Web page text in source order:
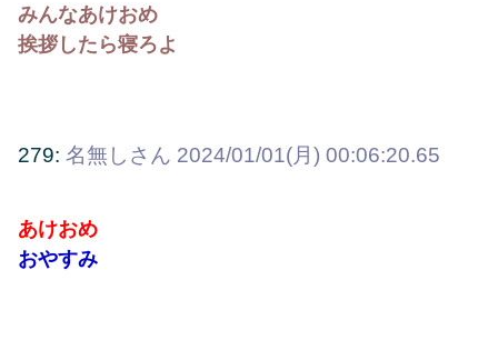
みんなあけおめ
挨拶したら寝ろよ
279: 名無しさん 2024/01/01(月) 00:06:20.65
あけおめ
おやすみ